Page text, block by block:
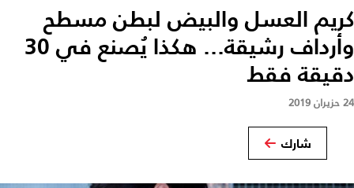
كريم العسل والبيض لبطن مسطح
وأرداف رشيقة... هكذا يُصنع في 30
دقيقة فقط
24 حزيران 2019
شارك